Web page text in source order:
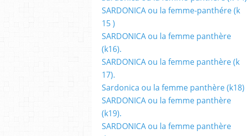
SARDONICA ou la femme-panthére (k
15 )
SARDONICA ou la femme panthère
(k16).
SARDONICA ou la femme panthère (k
17).
Sardonica ou la femme panthère (k18)
SARDONICA ou la femme panthère
(k19).
SARDONICA ou la femme panthère